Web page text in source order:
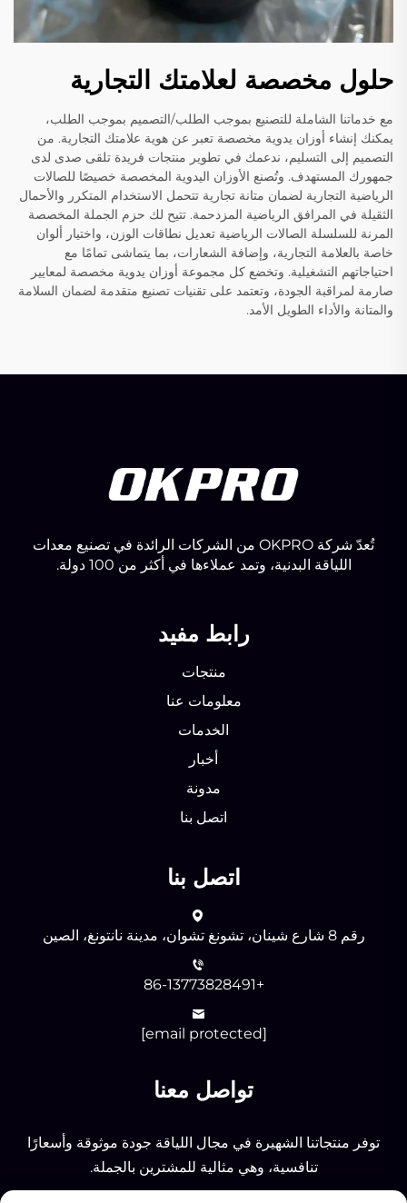
حلول مخصصة لعلامتك التجارية
مع خدماتنا الشاملة للتصنيع بموجب الطلب/التصميم بموجب الطلب،
يمكنك إنشاء أوزان يدوية مخصصة تعبر عن هوية علامتك التجارية. من
التصميم إلى التسليم، ندعمك في تطوير منتجات فريدة تلقى صدى لدى
جمهورك المستهدف. وتُصنع الأوزان اليدوية المخصصة خصيصًا للصالات
الرياضية التجارية لضمان متانة تجارية تتحمل الاستخدام المتكرر والأحمال
الثقيلة في المرافق الرياضية المزدحمة. تتيح لك حزم الجملة المخصصة
المرنة للسلسلة الصالات الرياضية تعديل نطاقات الوزن، واختيار ألوان
خاصة بالعلامة التجارية، وإضافة الشعارات، بما يتماشى تمامًا مع
احتياجاتهم التشغيلية. وتخضع كل مجموعة أوزان يدوية مخصصة لمعايير
صارمة لمراقبة الجودة، وتعتمد على تقنيات تصنيع متقدمة لضمان السلامة
والمتانة والأداء الطويل الأمد.
تُعدّ شركة OKPRO من الشركات الرائدة في تصنيع معدات
اللياقة البدنية، وتمد عملاءها في أكثر من 100 دولة.
رابط مفيد
منتجات
معلومات عنا
الخدمات
أخبار
مدونة
اتصل بنا
اتصل بنا
رقم 8 شارع شينان، تشونغ تشوان، مدينة نانتونغ، الصين
+86-13773828491
[email protected]
تواصل معنا
توفر منتجاتنا الشهيرة في مجال اللياقة جودة موثوقة وأسعارًا
تنافسية، وهي مثالية للمشترين بالجملة.